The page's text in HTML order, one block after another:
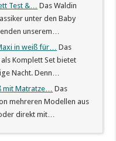
Test &…
Das Waldin
unter den Baby
unserem…
in weiß für…
Das
Komplett Set bietet
Nacht. Denn…
mit Matratze…
Das
mehreren Modellen aus
direkt mit…